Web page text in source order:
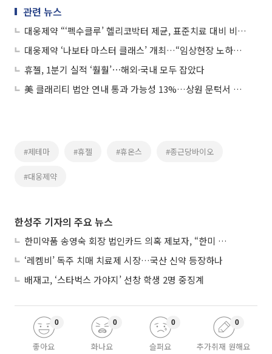
관련 뉴스
대웅제약 “‘펙수클루’ 헬리코박터 제균, 표준치료 대비 비열등성·안전성 확인”
대웅제약 ‘나보타 마스터 클래스’ 개최…“임상현장 노하우 공유”
휴젤, 1분기 실적 ‘훨훨’⋯해외·국내 모두 잡았다
美 클래리티 법안 연내 통과 가능성 13%…상원 문턱서 제동
#제테마 #휴젤 #휴온스 #종근당바이오
#대웅제약
한성주 기자의 주요 뉴스
한미약품 송영숙 회장 법인카드 의혹 제보자, “한미 잘 되기 바라는 마음”
‘레켐비’ 독주 치매 치료제 시장…국산 신약 등장하나
배재고, ‘스타벅스 가야지’ 선창 학생 2명 중징계
좋아요
0
화나요
0
슬퍼요
0
추가취재 원해요
0